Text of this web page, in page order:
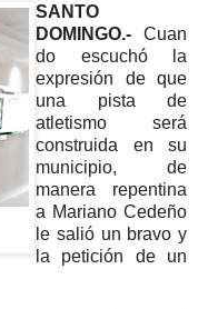
SANTO
DOMINGO.- Cuan
do escuchó la
expresión de que
una pista de
atletismo será
construida en su
municipio, de
manera repentina
a Mariano Cedeño
le salió un bravo y
la petición de un